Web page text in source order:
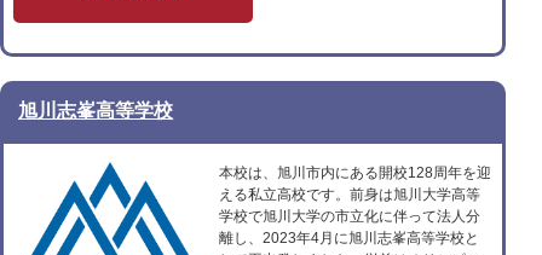
旭川志峯高等学校
本校は、旭川市内にある開校128周年を迎
える私立高校です。前身は旭川大学高等
学校で旭川大学の市立化に伴って法人分
離し、2023年4月に旭川志峯高等学校と